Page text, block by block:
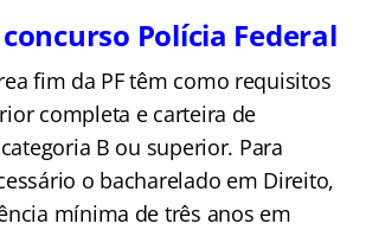
Polícia Federal
fim da PF têm como requisitos
completa e carteira de
B ou superior. Para
o bacharelado em Direito,
mínima de três anos em